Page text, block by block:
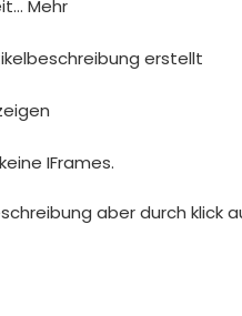
Mehr
erstellt
IFrames.
aber durch klick